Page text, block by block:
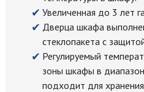
Увеличенная до 3 лет
Дверца шкафа
стеклопакета с
Регулируемый
зоны шкафы в
подходит для